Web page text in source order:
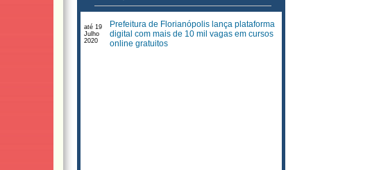
até 19
Julho
2020
Prefeitura de Florianópolis lança plataforma
digital com mais de 10 mil vagas em cursos
online gratuitos